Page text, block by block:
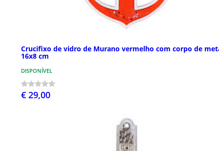
Crucifixo de vidro de Murano vermelho com corpo de
16x8 cm
DISPONÍVEL
€ 29,00